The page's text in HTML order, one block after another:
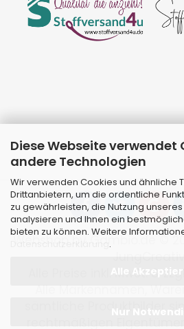
Diese Webseite verwendet
andere Technologien
Wir verwenden Cookies und ähnliche
Drittanbietern, um die ordentliche
zu gewährleisten, die Nutzung
analysieren und Ihnen ein
bieten zu können. Weitere
.
Alle
Nur
Webshopby Gambio.de ©
Alle Preise inkl. MwSt. &
sämtliche Produktbilder